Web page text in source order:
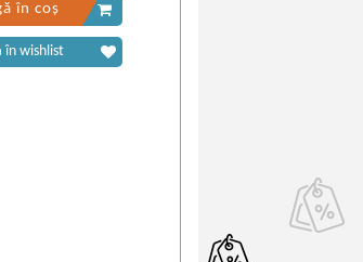
în coș
în wishlist